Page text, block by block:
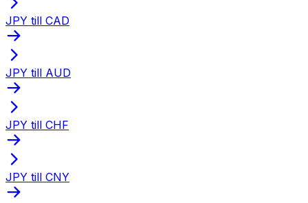
JPY till CAD
JPY till AUD
JPY till CHF
JPY till CNY